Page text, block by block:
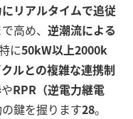
リアルタイムで追従
高め、 逆潮流による
に50kW以上2000k
ルとの複雑な連携制
やRPR（逆電力継電
鍵を握ります28。